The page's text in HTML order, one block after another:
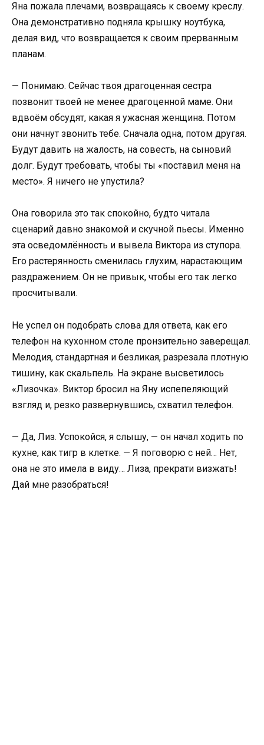
Яна пожала плечами, возвращаясь к своему креслу.
Она демонстративно подняла крышку ноутбука,
делая вид, что возвращается к своим прерванным
планам.
— Понимаю. Сейчас твоя драгоценная сестра
позвонит твоей не менее драгоценной маме. Они
вдвоём обсудят, какая я ужасная женщина. Потом
они начнут звонить тебе. Сначала одна, потом другая.
Будут давить на жалость, на совесть, на сыновий
долг. Будут требовать, чтобы ты «поставил меня на
место». Я ничего не упустила?
Она говорила это так спокойно, будто читала
сценарий давно знакомой и скучной пьесы. Именно
эта осведомлённость и вывела Виктора из ступора.
Его растерянность сменилась глухим, нарастающим
раздражением. Он не привык, чтобы его так легко
просчитывали.
Не успел он подобрать слова для ответа, как его
телефон на кухонном столе пронзительно заверещал.
Мелодия, стандартная и безликая, разрезала плотную
тишину, как скальпель. На экране высветилось
«Лизочка». Виктор бросил на Яну испепеляющий
взгляд и, резко развернувшись, схватил телефон.
— Да, Лиз. Успокойся, я слышу, — он начал ходить по
кухне, как тигр в клетке. — Я поговорю с ней… Нет,
она не это имела в виду… Лиза, прекрати визжать!
Дай мне разобраться!